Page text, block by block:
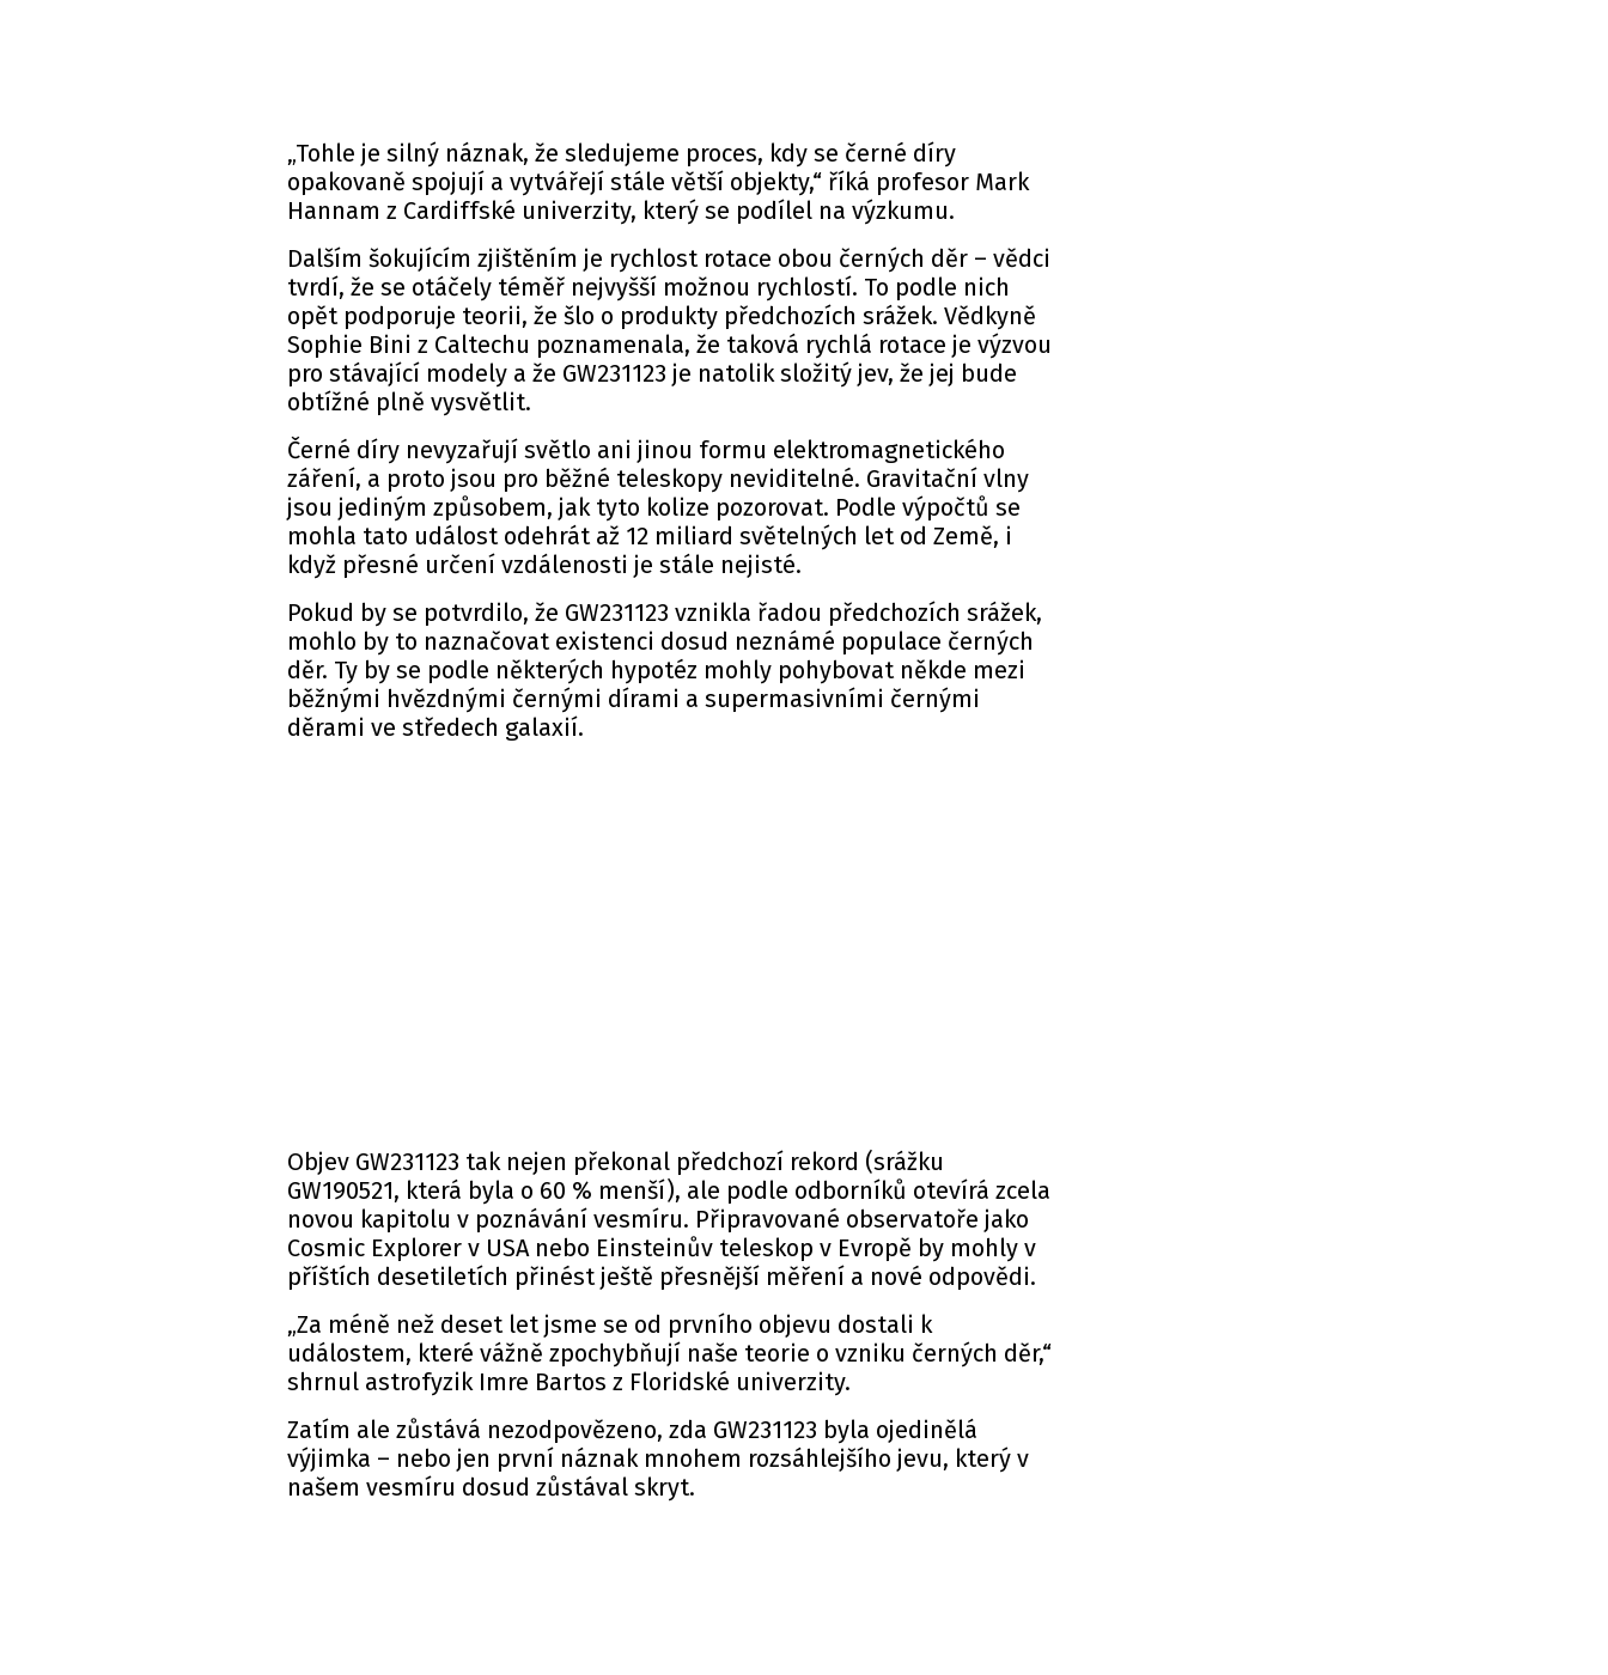
„Tohle je silný náznak, že sledujeme proces, kdy se černé díry
opakovaně spojují a vytvářejí stále větší objekty,“ říká profesor Mark
Hannam z Cardiffské univerzity, který se podílel na výzkumu.
Dalším šokujícím zjištěním je rychlost rotace obou černých děr – vědci
tvrdí, že se otáčely téměř nejvyšší možnou rychlostí. To podle nich
opět podporuje teorii, že šlo o produkty předchozích srážek. Vědkyně
Sophie Bini z Caltechu poznamenala, že taková rychlá rotace je výzvou
pro stávající modely a že GW231123 je natolik složitý jev, že jej bude
obtížné plně vysvětlit.
Černé díry nevyzařují světlo ani jinou formu elektromagnetického
záření, a proto jsou pro běžné teleskopy neviditelné. Gravitační vlny
jsou jediným způsobem, jak tyto kolize pozorovat. Podle výpočtů se
mohla tato událost odehrát až 12 miliard světelných let od Země, i
když přesné určení vzdálenosti je stále nejisté.
Pokud by se potvrdilo, že GW231123 vznikla řadou předchozích srážek,
mohlo by to naznačovat existenci dosud neznámé populace černých
děr. Ty by se podle některých hypotéz mohly pohybovat někde mezi
běžnými hvězdnými černými dírami a supermasivními černými
děrami ve středech galaxií.
Objev GW231123 tak nejen překonal předchozí rekord (srážku
GW190521, která byla o 60 % menší), ale podle odborníků otevírá zcela
novou kapitolu v poznávání vesmíru. Připravované observatoře jako
Cosmic Explorer v USA nebo Einsteinův teleskop v Evropě by mohly v
příštích desetiletích přinést ještě přesnější měření a nové odpovědi.
„Za méně než deset let jsme se od prvního objevu dostali k
událostem, které vážně zpochybňují naše teorie o vzniku černých děr,“
shrnul astrofyzik Imre Bartos z Floridské univerzity.
Zatím ale zůstává nezodpovězeno, zda GW231123 byla ojedinělá
výjimka – nebo jen první náznak mnohem rozsáhlejšího jevu, který v
našem vesmíru dosud zůstával skryt.